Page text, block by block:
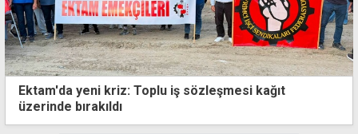
Ektam'da yeni kriz: Toplu iş sözleşmesi kağıt
üzerinde bırakıldı